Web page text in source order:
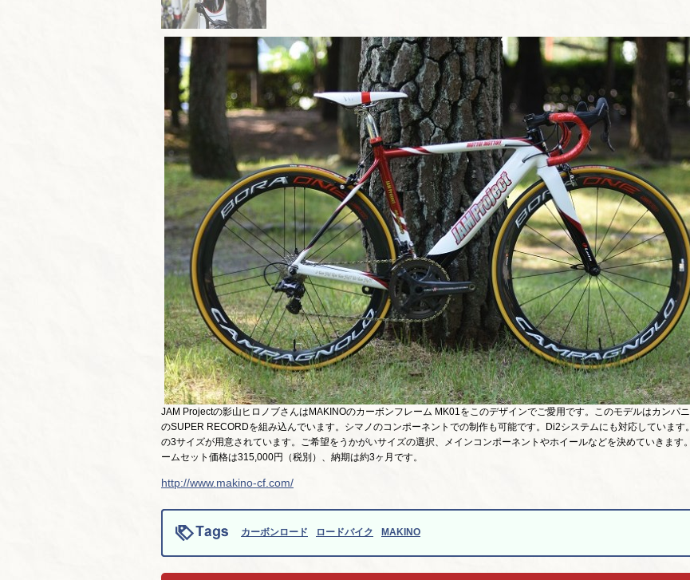
JAM Projectの影山ヒロノブさんはMAKINOのカーボンフレーム MK01をこのデザインでご愛用です。このモデルはカンパ
のSUPER RECORDを組み込んでいます。シマノのコンポーネントでの制作も可能です。Di2システムにも対応しています
の3サイズが用意されています。ご希望をうかがいサイズの選択、メインコンポーネントやホイールなどを決めていきます
ームセット価格は315,000円（税別）、納期は約3ヶ月です。
http://www.makino-cf.com/
カーボンロード ロードバイク MAKINO